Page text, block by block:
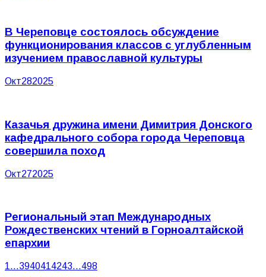
В Череповце состоялось обсуждение
функционирования классов с углубленным
изучением православной культуры
Окт282025
Казачья дружина имени Димитрия Донского
кафедрального собора города Череповца
совершила поход
Окт272025
Региональный этап Международных
Рождественских чтений в Горноалтайской
епархии
1…3940414243…498